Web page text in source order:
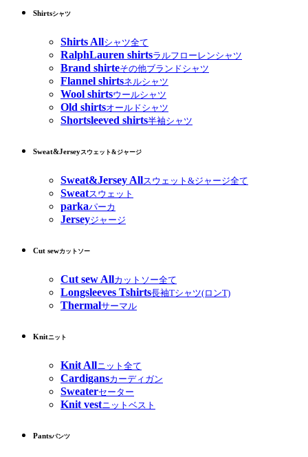
Shirtsシャツ
Shirts Allシャツ全て
RalphLauren shirtsラルフローレンシャツ
Brand shirteその他ブランドシャツ
Flannel shirtsネルシャツ
Wool shirtsウールシャツ
Old shirtsオールドシャツ
Shortsleeved shirts半袖シャツ
Sweat&Jerseyスウェット&ジャージ
Sweat&Jersey Allスウェット&ジャージ全て
Sweatスウェット
parkaパーカ
Jerseyジャージ
Cut sewカットソー
Cut sew Allカットソー全て
Longsleeves Tshirts長袖Tシャツ(ロンT)
Thermalサーマル
Knitニット
Knit Allニット全て
Cardigansカーディガン
Sweaterセーター
Knit vestニットベスト
Pantsパンツ